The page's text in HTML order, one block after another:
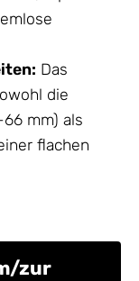
Das
die
mm) als
flachen
zur